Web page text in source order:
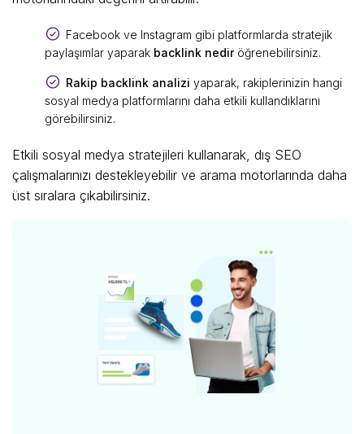
Facebook ve Instagram gibi platformlarda stratejik
paylaşımlar yaparak backlink nediröğrenebilirsiniz.
Rakip backlink analizi yaparak, rakiplerinizin hangi
sosyal medya platformlarını daha etkili kullandıklarını
görebilirsiniz.
Etkili sosyal medya stratejileri kullanarak, dış SEO
çalışmalarınızı destekleyebilir ve arama motorlarında daha
üst sıralara çıkabilirsiniz.